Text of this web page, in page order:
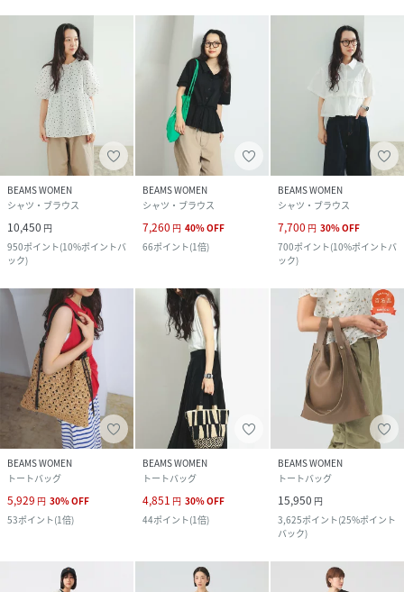
BEAMS WOMEN
シャツ・ブラウス
10,450 円
950ポイント(10%ポイントバ
ック)
BEAMS WOMEN
シャツ・ブラウス
7,260 円 40%OFF
66ポイント(1倍)
BEAMS WOMEN
シャツ・ブラウス
7,700 円 30%OFF
700ポイント(10%ポイントバ
ック)
BEAMS WOMEN
トートバッグ
5,929 円 30%OFF
53ポイント(1倍)
BEAMS WOMEN
トートバッグ
4,851 円 30%OFF
44ポイント(1倍)
BEAMS WOMEN
トートバッグ
15,950 円
3,625ポイント(25%ポイント
バック)